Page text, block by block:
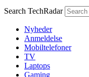
Search TechRadar
Nyheder
Anmeldelse
Mobiltelefoner
TV
Laptops
Gaming